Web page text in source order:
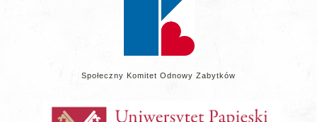
Społeczny Komitet Odnowy Zabytków